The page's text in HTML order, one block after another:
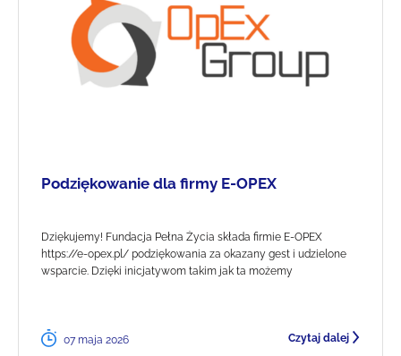
Podziękowanie dla firmy E-OPEX
Dziękujemy! Fundacja Pełna Życia składa firmie E-OPEX
https://e-opex.pl/ podziękowania za okazany gest i udzielone
wsparcie. Dzięki inicjatywom takim jak ta możemy
07 maja 2026 Czytaj dalej